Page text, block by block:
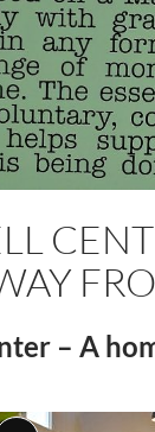
– A